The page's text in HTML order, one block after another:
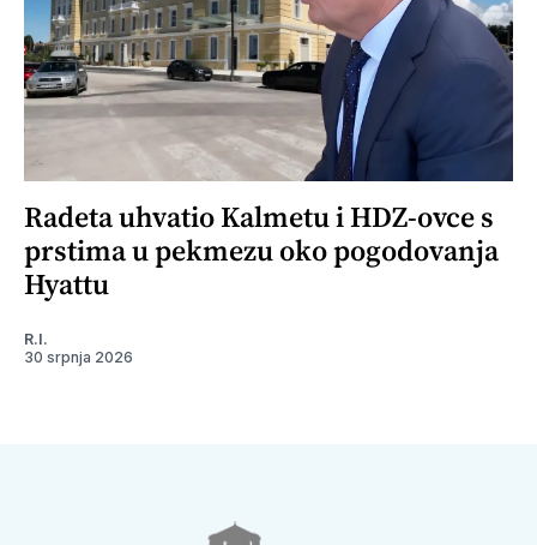
Radeta uhvatio Kalmetu i HDZ-ovce s
prstima u pekmezu oko pogodovanja
Hyattu
R.I.
30 srpnja 2026